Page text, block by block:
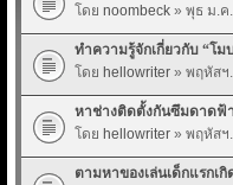
โดย noombeck » พุธ ม.ค
ทำความรู้จักเกี่ยวกับ “โม
โดย hellowriter » พฤหัสฯ
หาช่างติดตั้งกันซึมดาดฟ้า
โดย hellowriter » พฤหัสฯ
ตามหาของเล่นเด็กแรก